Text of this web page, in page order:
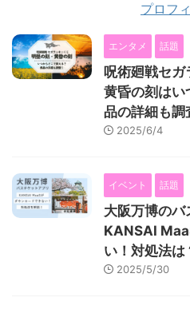
プロフ
エンタメ 話題
呪術廻戦セガ
黄昏の刻はい
品の詳細も調
2025/6/4
イベント 話題
大阪万博のバ
KANSAI
い！対処法は
2025/5/30